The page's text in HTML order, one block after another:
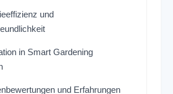
und
in Smart Gardening
und Erfahrungen